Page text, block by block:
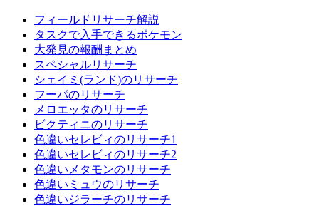
フィールドリサーチ解説
タスクで入手できるポケモン
大発見の報酬まとめ
スペシャルリサーチ
シェイミ(ランド)のリサーチ
フーパのリサーチ
メロエッタのリサーチ
ビクティニのリサーチ
色違いセレビィのリサーチ1
色違いセレビィのリサーチ2
色違いメタモンのリサーチ
色違いミュウのリサーチ
色違いジラーチのリサーチ